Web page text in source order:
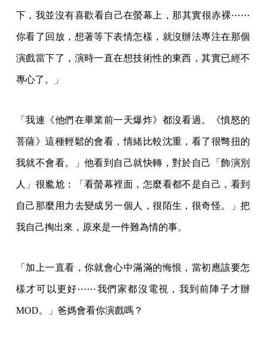
下，我並沒有喜歡看自己在螢幕上，那其實很赤裸⋯⋯
你看了回放，想著等下表情怎樣，就沒辦法專注在那個
演戲當下了，演時一直在想技術性的東西，其實已經不
專心了。」
「我連《他們在畢業前一天爆炸》都沒看過。《憤怒的
菩薩》這種輕鬆的會看，情緒比較沈重，看了很彆扭的
我就不會看。」他看到自己就快轉，對於自己「飾演別
人」很尷尬：「看螢幕裡面，怎麼看都不是自己，看到
自己那麼用力去變成另一個人，很陌生，很奇怪。」把
我自己掏出來，原來是一件難為情的事。
「加上一直看，你就會心中滿滿的悔恨，當初應該要怎
樣才可以更好⋯⋯我們家都沒電視，我到前陣子才辦
MOD。」爸媽會看你演戲嗎？